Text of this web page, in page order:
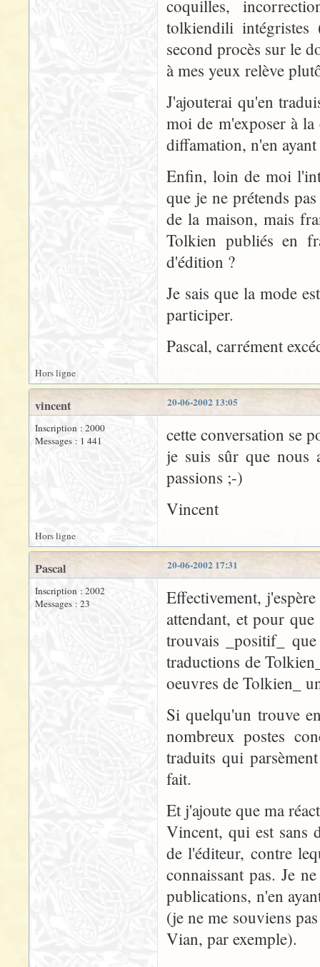
coquilles,
tolkiendili
second procès sur le
à mes yeux relève
J'ajouterai qu'en
moi de m'exposer à
diffamation, n'en
Enfin, loin de moi
que je ne prétends
de la maison, mais
Tolkien publiés en
d'édition ?
Je sais que la mode
participer.
Pascal, carrément
Hors ligne
20-06-2002 13:05
vincent
Inscription : 2000
Messages : 1 441
cette conversation se
je suis sûr que nous
passions ;-)
Vincent
Hors ligne
20-06-2002 17:31
Pascal
Inscription : 2002
Messages : 23
Effectivement,
attendant, et pour
trouvais _positif_
traductions de
oeuvres de Tolkien_
Si quelqu'un trouve
nombreux postes
traduits qui
fait.
Et j'ajoute que ma
Vincent, qui est sans
de l'éditeur, contre
connaissant pas. Je
publications, n'en
(je ne me souviens
Vian, par exemple).